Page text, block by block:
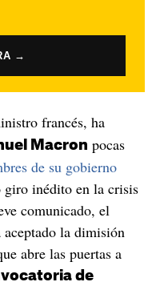
→
francés, ha
Macron pocas
de su gobierno
giro inédito en la crisis
comunicado, el
la dimisión
abre las puertas a
de